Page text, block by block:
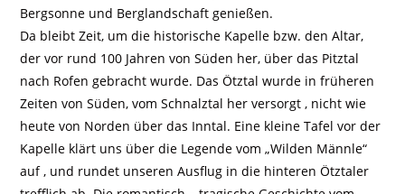
Bergsonne und Berglandschaft genießen.
Da bleibt Zeit, um die historische Kapelle bzw. den Altar,
der vor rund 100 Jahren von Süden her, über das Pitztal
nach Rofen gebracht wurde. Das Ötztal wurde in früheren
Zeiten von Süden, vom Schnalztal her versorgt , nicht wie
heute von Norden über das Inntal. Eine kleine Tafel vor der
Kapelle klärt uns über die Legende vom „Wilden Männle“
auf , und rundet unseren Ausflug in die hinteren Ötztaler